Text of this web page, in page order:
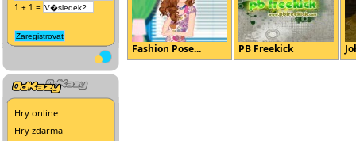
1 + 1 =
Hry online
Hry zdarma
Fashion Pose... PB Freekick